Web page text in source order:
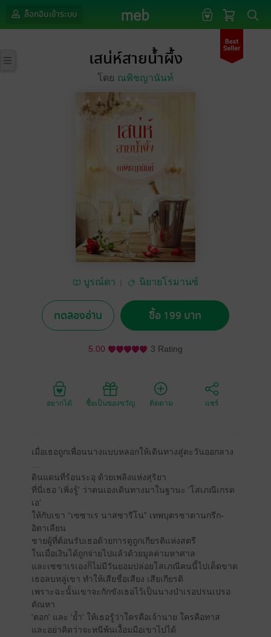
ล็อกอินเข้าระบบ
เสน่ห์สายน้ำผึ้ง
โดย ณพิชญานันท์
บูรณ์ดา นิยายโรมานซ์
ทดลองอ่าน ซื้อ 199 บาท
5.00 3 Rating
อยากได้ ซื้อเป็นของขวัญ ติดตาม แชร์
เมื่อเธอถูกเพื่อนนางแบบหลอกให้เดินทางสู่ตะวันออกลาง
ดินแดนที่ร้อนระอุ ด้วยเพลิงแห่งสุริยา
ที่นี่เธอ 'เพิ่งรู้' ว่าตนเองเดินทางมาในฐานะ 'โสเภณีเกรด
เอ'
ให้กับเขา “เซซาเร นาสซารีโน” เทพบุตรซาตานกรีก-
อิตาเลียน
ชายผู้ที่ต้อนรับเธอด้วยการดูถูกเกียรติแห่งสตรี
ในเมื่อเงินได้ถูกจ่ายไปแล้วด้วยมูลค่ามหาศาล
และเซซาเรเองก็ไม่มีวันยอมปล่อยโสเภณีคนนี้ไปเด็ดขาด
เธอลบหลู่เขา ทำให้เสียชื่อเสียง เสียเกียรติ
เพราะฉะนั้นเขาจะกักขังเธอไว้เป็นนางบำเรอปรนเปรอ
ตัณหา
'ตอก' และ 'ย้ำ' ให้เธอรู้ว่าใครคือเจ้านาย ใครคือทาส
และอย่าคิดว่าจะหนีพ้นเงื้อมมือเขาไปได้